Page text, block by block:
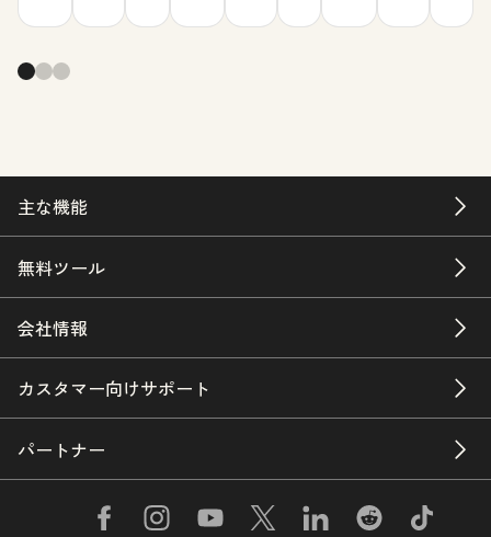
主な機能
無料ツール
会社情報
カスタマー向けサポート
パートナー